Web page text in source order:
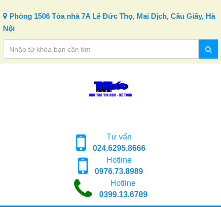
Phòng 1506 Tòa nhà 7A Lê Đức Thọ, Mai Dịch, Cầu Giấy, Hà
Nội
Tư vấn
024.6295.8666
Hotline
0976.73.8989
Hotline
0399.13.6789